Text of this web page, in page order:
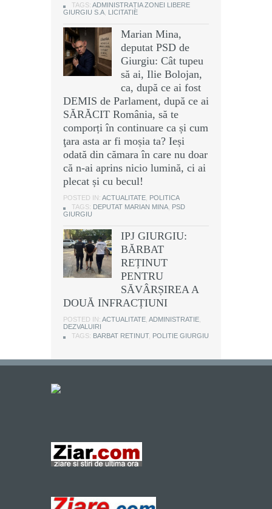
TAGS: ADMINISTRAȚIA ZONEI LIBERE
GIURGIU S.A LICITATIE
Marian Mina,
deputat PSD de
Giurgiu: Cât tupeu
să ai, Ilie Bolojan,
ca, după ce ai fost
DEMIS de Parlament, după ce ai
SĂRĂCIT România, să te
comporți în continuare ca și cum
ţara asta ar fi moșia ta? Ieși
odată din cămara în care nu doar
că n-ai aprins nicio lumină, ci ai
plecat și cu becul!
POSTED IN: ACTUALITATE POLITICA
TAGS: DEPUTAT MARIAN MINA PSD
GIURGIU
IPJ GIURGIU:
BĂRBAT
REȚINUT
PENTRU
SĂVÂRȘIREA A
DOUĂ INFRACȚIUNI
POSTED IN: ACTUALITATE ADMINISTRATIE
DEZVALUIRI
TAGS: BARBAT RETINUT, POLITIE GIURGIU